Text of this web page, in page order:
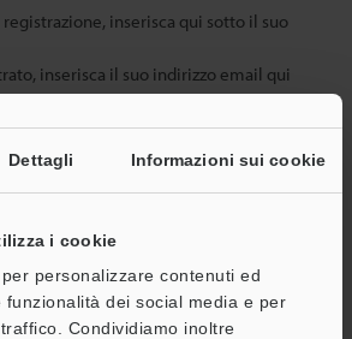
Dettagli Informazioni sui cookie
i cookie
personalizzare contenuti ed
dei social media e per
Condividiamo inoltre
inserisca qui sotto il suo
inserisca il suo indirizzo email qui
per completare la registrazione.